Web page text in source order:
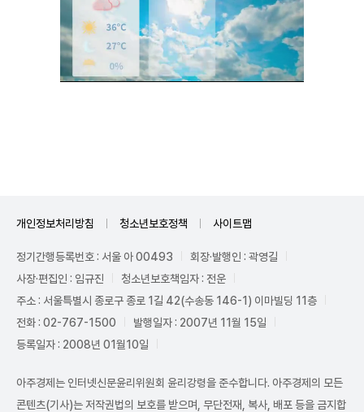
개인정보처리방침 청소년보호정책 사이트맵
정기간행등록번호 : 서울 아 00493
회장·발행인 : 곽영길
사장·편집인 : 임규진
청소년보호책임자 : 전운
주소 : 서울특별시 종로구 종로 1길 42(수송동 146-1) 이마빌딩 11층
전화 : 02-767-1500
발행일자 : 2007년 11월 15일
등록일자 : 2008년 01월10일
아주경제는 인터넷신문윤리위원회 윤리강령을 준수합니다. 아주경제의 모든
콘텐츠(기사)는 저작권법의 보호를 받으며, 무단전재, 복사, 배포 등을 금지합